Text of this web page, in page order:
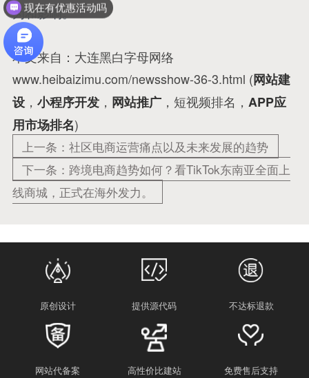
为和影响。
本文来自：大连黑白字母网络
www.heibaizimu.com/newsshow-36-3.html (网站建
设， 小程序开发， 网站推广，短视频排名， APP应
用市场排名)
上一条：社区电商运营痛点以及未来发展的趋势
下一条：跨境电商趋势如何？看TikTok东南亚全面上
线商城，正式在海外发力。
原创设计 提供源代码 不达标退款
网站代备案 高性价比建站 免费售后支持
现在有优惠活动吗